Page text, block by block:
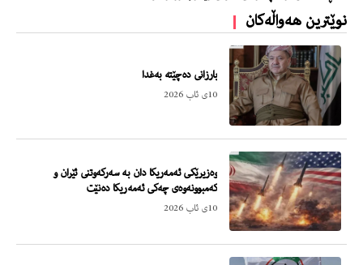
نوێترین هەواڵەکان
بارزانى ده‌چێته‌ به‌غدا
10ی ئاب 2026
وه‌زیرێكى ئه‌مه‌ریكا دان به‌ سه‌ركه‌وتنى ئێران و
كه‌مبوونه‌وه‌ى چه‌كى ئه‌مه‌ریكا ده‌نێت
10ی ئاب 2026